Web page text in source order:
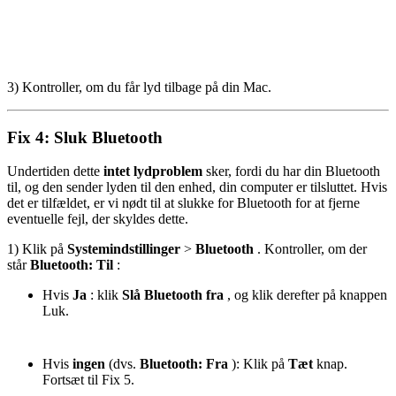
3) Kontroller, om du får lyd tilbage på din Mac.
Fix 4: Sluk Bluetooth
Undertiden dette intet lydproblem sker, fordi du har din Bluetooth
til, og den sender lyden til den enhed, din computer er tilsluttet. Hvis
det er tilfældet, er vi nødt til at slukke for Bluetooth for at fjerne
eventuelle fejl, der skyldes dette.
1) Klik på Systemindstillinger > Bluetooth . Kontroller, om der
stårBluetooth: Til :
Hvis Ja : klik Slå Bluetooth fra , og klik derefter på knappen
Luk.
Hvis ingen (dvs. Bluetooth: Fra ): Klik på Tæt knap.
Fortsæt til Fix 5.